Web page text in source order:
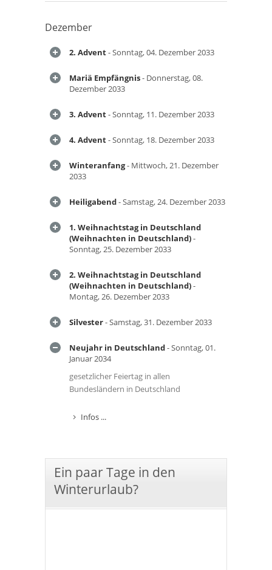
Dezember
2. Advent- Sonntag, 04. Dezember 2033
Mariä Empfängnis- Donnerstag, 08.
Dezember 2033
3. Advent- Sonntag, 11. Dezember 2033
4. Advent- Sonntag, 18. Dezember 2033
Winteranfang- Mittwoch, 21. Dezember
2033
Heiligabend- Samstag, 24. Dezember 2033
1. Weihnachtstag in Deutschland
(Weihnachten in Deutschland)-
Sonntag, 25. Dezember 2033
2. Weihnachtstag in Deutschland
(Weihnachten in Deutschland)-
Montag, 26. Dezember 2033
Silvester- Samstag, 31. Dezember 2033
Neujahr in Deutschland- Sonntag, 01.
Januar 2034
gesetzlicher Feiertag in allen
Bundesländern in Deutschland
Infos ...
Ein paar Tage in den
Winterurlaub?